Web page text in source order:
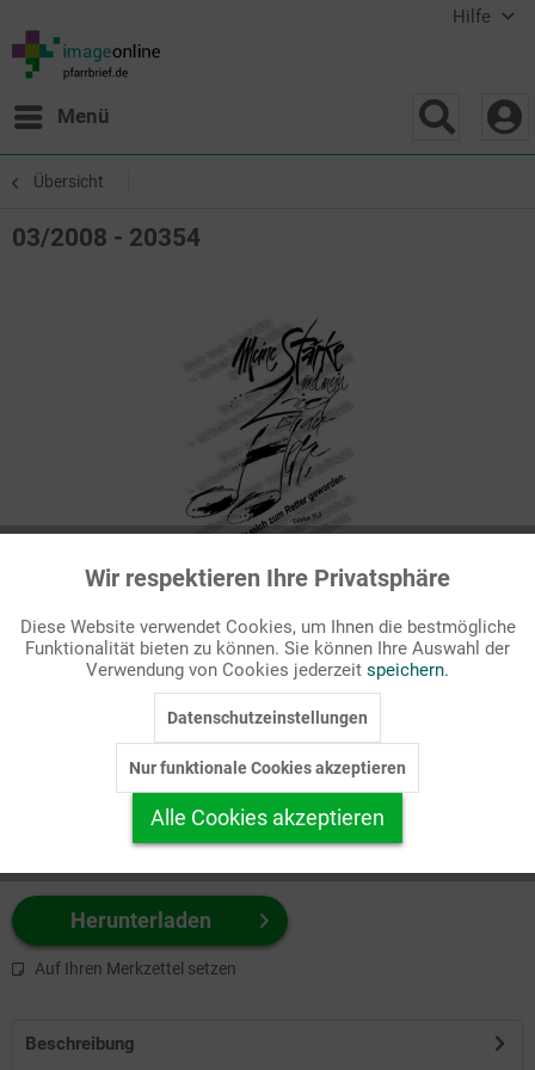
Hilfe
Menü
Übersicht
03/2008 - 20354
Passende Stichworte
AT, Bibel
zuerst Ihr Produktformat aus.
z.B. Farbe-Grafik, Schwarz-Weiß-Grafik, mit/ohne Text ...
Herunterladen
Auf Ihren Merkzettel setzen
Beschreibung
Funktionale Aktiv
Marketing Inaktiv
Personalisierung Inaktiv
Service
Wir respektieren Ihre Privatsphäre
Diese Website verwendet Cookies, um Ihnen die bestmögliche
Funktionalität bieten zu können. Sie können Ihre Auswahl der
Verwendung von Cookies jederzeit speichern.
Datenschutzeinstellungen
Nur funktionale Cookies akzeptieren
Alle Cookies akzeptieren